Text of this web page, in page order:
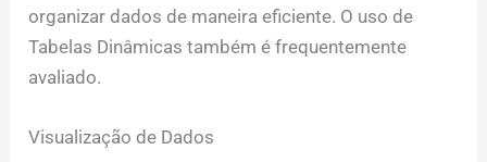
organizar dados de maneira eficiente. O uso de
Tabelas Dinâmicas também é frequentemente
avaliado.
Visualização de Dados